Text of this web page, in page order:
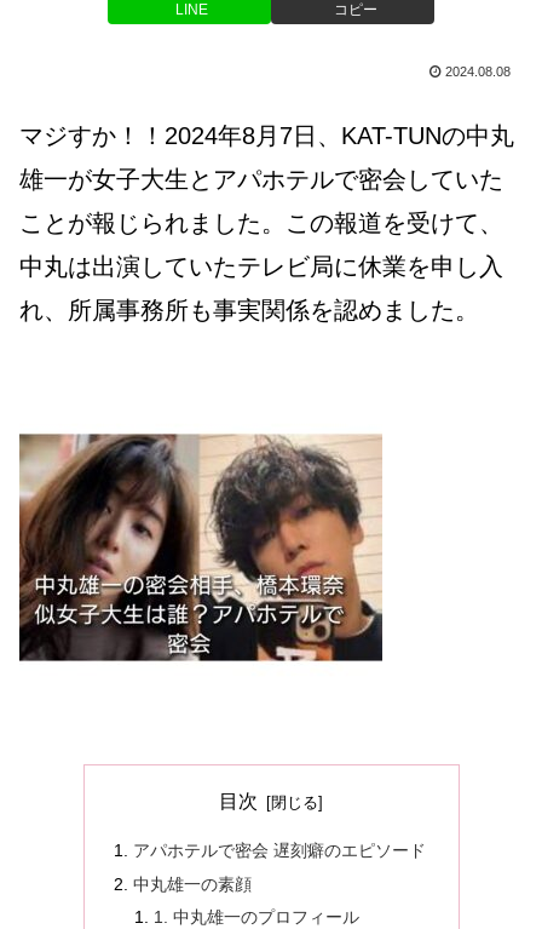
LINE コピー
2024.08.08
マジすか！！2024年8月7日、KAT-TUNの中丸
雄一が女子大生とアパホテルで密会していた
ことが報じられました。この報道を受けて、
中丸は出演していたテレビ局に休業を申し入
れ、所属事務所も事実関係を認めました。
目次
アパホテルで密会 遅刻癖のエピソード
中丸雄一の素顔
1. 中丸雄一のプロフィール